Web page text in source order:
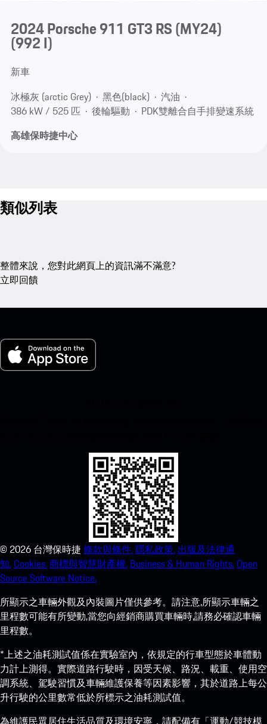
2024 Porsche 911 GT3 RS (MY24)
(992 I)
新車
冰極灰 (arctic Grey)
黑色(black)
汽油
386 kW / 525 匹
後輪驅動
PDK雙離合自手排變速系統
高雄保時捷中心
類似列表
整體來說，您對此網頁上的資訊滿不滿意?
立即回饋
© 2026 台灣保時捷 條款與條件.隱私政策. 出版及法律通
知.Cookies.商標與智慧財產權. Business & Human Rights.Open
Source Software Notice.
所顯示之車輛外觀及內裝圖片僅供參考。請注意,所顯示車輛之
里程數可能有所變動,當您向經銷商購買車輛時,請務必確認車輛
里程數。
*上述之油耗測試值係在實驗室內，依規定的行車型態於車體動
力計上測得。實際道路行駛時，因受天候、路況、載重、使用空
調系統、駕駛習慣及車輛維護保養等因素影響，其於道路上每公
升行駛的公里數常低於所標示之油耗測試值。
為維護民眾居住生活品質及環境安寧，請配備有「運動/競技模